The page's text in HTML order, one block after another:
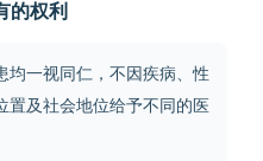
的权利
均一视同仁，不因疾病、性
置及社会地位给予不同的医